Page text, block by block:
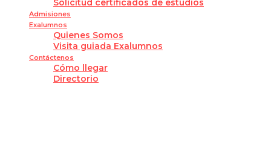
Solicitud certificados de estudios
Admisiones
Exalumnos
Quienes Somos
Visita guiada Exalumnos
Contáctenos
Cómo llegar
Directorio